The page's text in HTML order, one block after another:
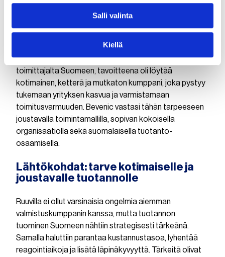
Salli valinta
Kiellä
Suomalaisen teknologiaosaamisen
Kun Ruuvilla pohdittiin tuotannon siirtämistä aiemmalta
toimittajalta Suomeen, tavoitteena oli löytää
kotimainen, ketterä ja mutkaton kumppani, joka pystyy
tukemaan yrityksen kasvua ja varmistamaan
toimitusvarmuuden. Bevenic vastasi tähän tarpeeseen
joustavalla toimintamallilla, sopivan kokoisella
organisaatiolla sekä suomalaisella tuotanto-
osaamisella.
Lähtökohdat: tarve kotimaiselle ja
joustavalle tuotannolle
Ruuvilla ei ollut varsinaisia ongelmia aiemman
valmistuskumppanin kanssa, mutta tuotannon
tuominen Suomeen nähtiin strategisesti tärkeänä.
Samalla haluttiin parantaa kustannustasoa, lyhentää
reagointiaikoja ja lisätä läpinäkyvyyttä. Tärkeitä olivat